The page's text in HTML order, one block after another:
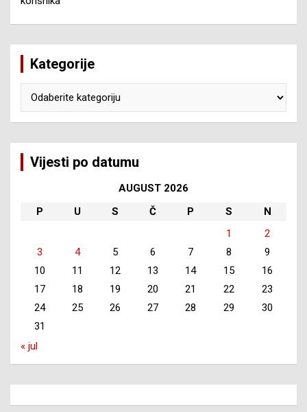
Kategorije
Vijesti po datumu
AUGUST 2026
P
U S Č P S
N
1
2
3
4 5 6 7 8
9
10
11 12 13 14 15
16
17
18 19 20 21 22
23
24
25 26 27 28 29
30
31
« jul